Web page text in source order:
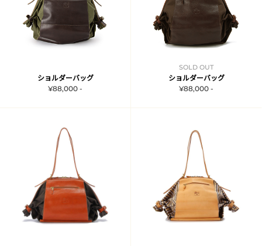
ショルダーバッグ
¥88,000 -
SOLD OUT
ショルダーバッグ
¥88,000 -